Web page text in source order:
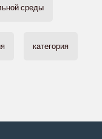
среды
категория